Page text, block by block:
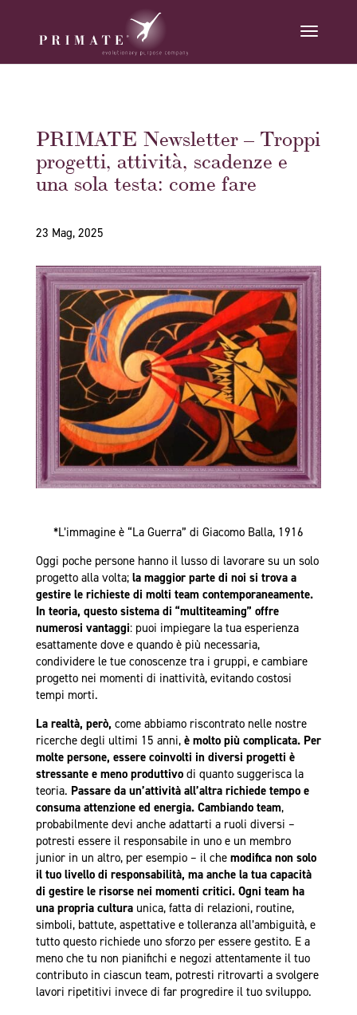
PRIMATE Newsletter – Troppi
progetti, attività, scadenze e
una sola testa: come fare
23 Mag, 2025
*L’immagine è “La Guerra” di Giacomo Balla, 1916
Oggi poche persone hanno il lusso di lavorare su un solo
progetto alla volta; la maggior parte di noi si trova a
gestire le richieste di molti team contemporaneamente.
In teoria, questo sistema di “multiteaming” offre
numerosi vantaggi: puoi impiegare la tua esperienza
esattamente dove e quando è più necessaria,
condividere le tue conoscenze tra i gruppi, e cambiare
progetto nei momenti di inattività, evitando costosi
tempi morti.
La realtà, però, come abbiamo riscontrato nelle nostre
ricerche degli ultimi 15 anni, è molto più complicata. Per
molte persone, essere coinvolti in diversi progetti è
stressante e meno produttivodi quanto suggerisca la
teoria. Passare da un’attività all’altra richiede tempo e
consuma attenzione ed energia. Cambiando team,
probabilmente devi anche adattarti a ruoli diversi –
potresti essere il responsabile in uno e un membro
junior in un altro, per esempio – il che modifica non solo
il tuo livello di responsabilità, ma anche la tua capacità
di gestire le risorse nei momenti critici. Ogni team ha
una propria culturaunica, fatta di relazioni, routine,
simboli, battute, aspettative e tolleranza all’ambiguità, e
tutto questo richiede uno sforzo per essere gestito. E a
meno che tu non pianifichi e negozi attentamente il tuo
contributo in ciascun team, potresti ritrovarti a svolgere
lavori ripetitivi invece di far progredire il tuo sviluppo.